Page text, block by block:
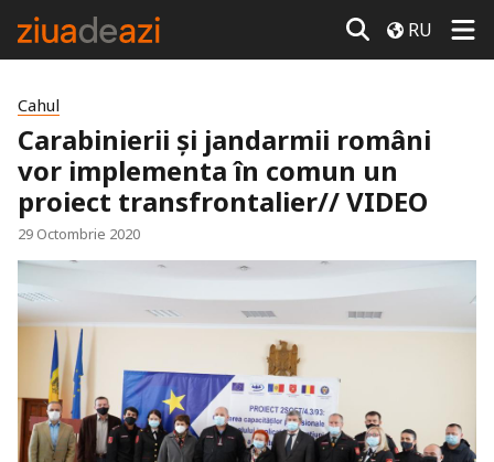
RU
Cahul
Carabinierii și jandarmii români
vor implementa în comun un
proiect transfrontalier// VIDEO
29 Octombrie 2020